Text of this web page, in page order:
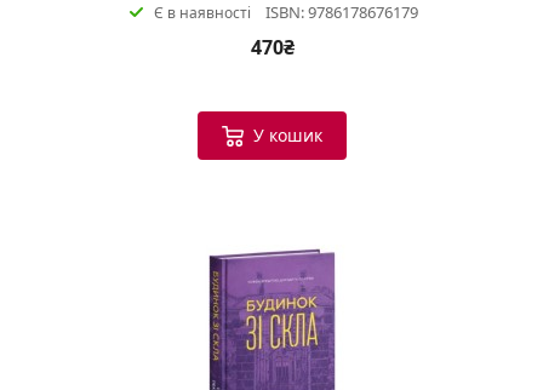
Є в наявності ISBN: 9786178676179
470₴
У кошик